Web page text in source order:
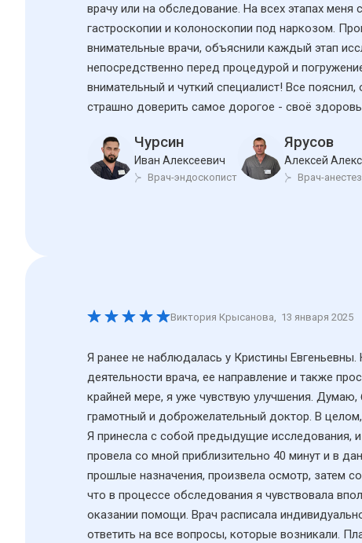
врачу или на обследование. На всех этапах
гастроскопии и колоноскопии под наркозом.
внимательные врачи, объяснили каждый этап
непосредственно перед процедурой и
внимательный и чуткий специалист! Все
страшно доверить самое дорогое - своё
Чурсин
Иван Алексеевич
Врач-эндоскопист
Ярусов
Алексей
Врач-
Виктория Крысанова 13 января 2025
Я ранее не наблюдалась у Кристины
деятельности врача, ее направление и также
крайней мере, я уже чувствую улучшения.
грамотный и доброжелательный доктор. В
Я принесла с собой предыдущие исследования, и
провела со мной приблизительно 40 минут и в
прошлые назначения, произвела осмотр, затем
что в процессе обследования я чувствовала
оказании помощи. Врач расписала
ответить на все вопросы, которые возникали.